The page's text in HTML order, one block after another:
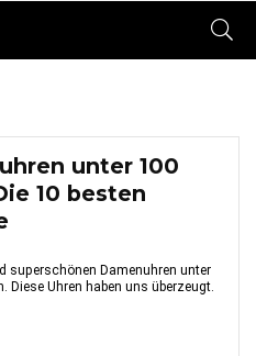
unter 100
10 besten
superschönen Damenuhren unter
Diese Uhren haben uns überzeugt.